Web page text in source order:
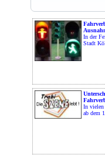
In der
Stadt
In vielen
ab dem